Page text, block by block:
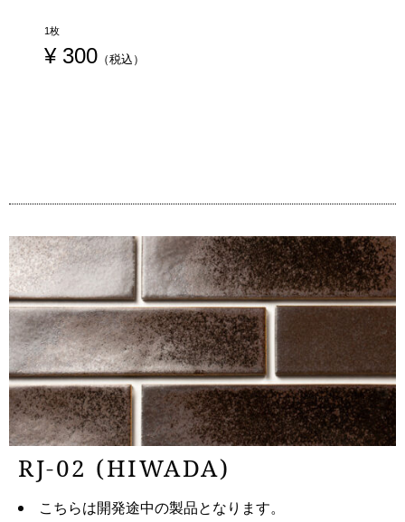
1枚
¥ 300 （税込）
RJ-02 (HIWADA)
こちらは開発途中の製品となります。